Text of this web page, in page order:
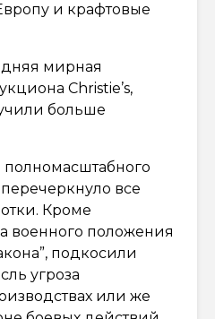
и крафтовые
мирная
Christie’s,
больше
полномасштабного
все
Кроме
военного положения
подкосили
угроза
или же